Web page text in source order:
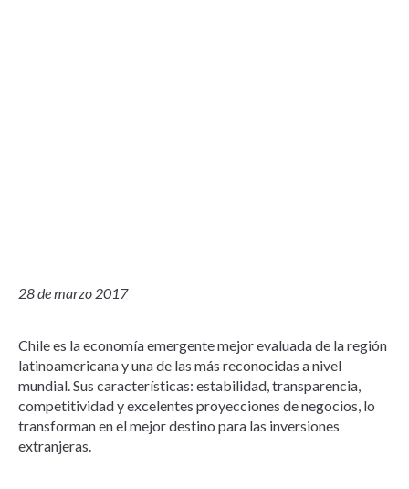
28 de marzo 2017
Chile es la economía emergente mejor evaluada de la región
latinoamericana y una de las más reconocidas a nivel
mundial. Sus características: estabilidad, transparencia,
competitividad y excelentes proyecciones de negocios, lo
transforman en el mejor destino para las inversiones
extranjeras.